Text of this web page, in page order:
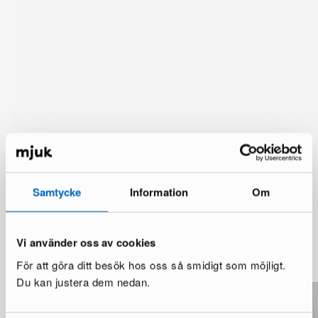
Samtycke Information Om
Vi använder oss av cookies
För att göra ditt besök hos oss så smidigt som möjligt.
Du kan justera dem nedan.